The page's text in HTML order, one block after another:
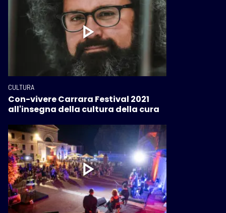
CULTURA
Con-vivere Carrara Festival 2021
all'insegna della cultura della cura